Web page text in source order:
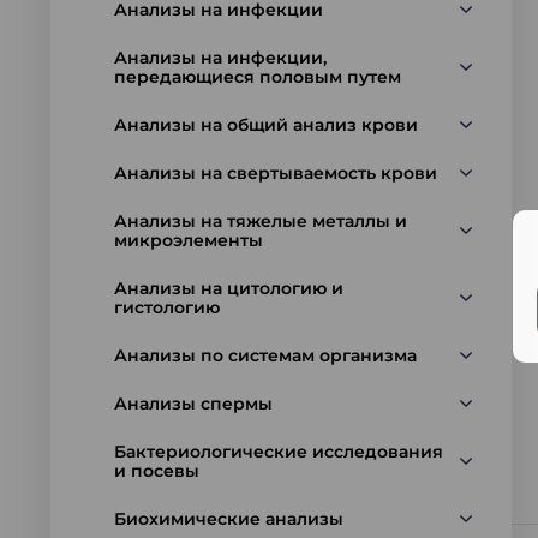
Анализы на инфекции
Анализы на инфекции,
передающиеся половым путем
Анализы на общий анализ крови
Анализы на свертываемость крови
Анализы на тяжелые металлы и
микроэлементы
Анализы на цитологию и
гистологию
Анализы по системам организма
Анализы спермы
Бактериологические исследования
и посевы
Биохимические анализы